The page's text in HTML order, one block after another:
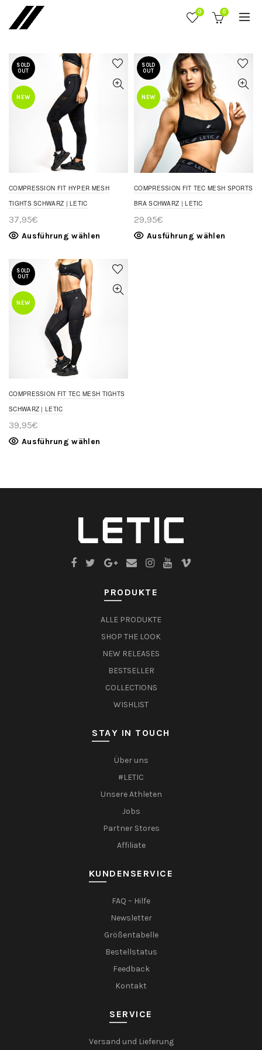
0 0
SOLD
OUT
NEW
COMPRESSION FIT HYPER MESH
TIGHTS SCHWARZ | LETIC
37,95€
Ausführung wählen
SOLD
OUT
NEW
COMPRESSION FIT TEC MESH SPORTS
BRA SCHWARZ | LETIC
29,95€
Ausführung wählen
SOLD
OUT
NEW
COMPRESSION FIT TEC MESH TIGHTS
SCHWARZ | LETIC
39,95€
Ausführung wählen
PRODUKTE
ALLE PRODUKTE
SHOP THE LOOK
NEW RELEASES
BESTSELLER
COLLECTIONS
WISHLIST
STAY IN TOUCH
Über uns
#LETIC
Unsere Athleten
Jobs
Partner Stores
Affiliate
KUNDENSERVICE
FAQ – Hilfe
Newsletter
Größentabelle
Bestellstatus
Feedback
Kontakt
SERVICE
Versand und Lieferung